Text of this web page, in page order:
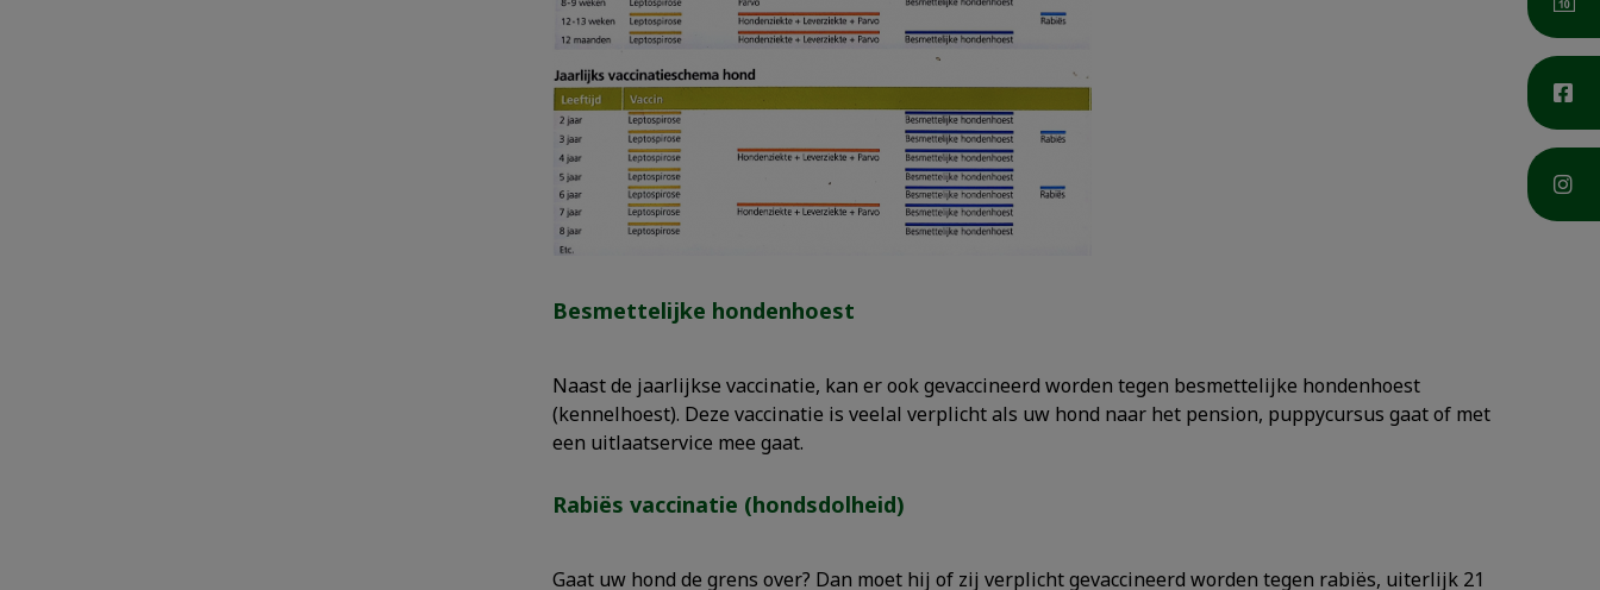
Besmettelijke hondenhoest
Naast de jaarlijkse vaccinatie, kan er ook gevaccineerd worden tegen besmettelijke hondenhoest
(kennelhoest). Deze vaccinatie is veelal verplicht als uw hond naar het pension, puppycursus gaat of met
een uitlaatservice mee gaat.
Rabiës vaccinatie (hondsdolheid)
Gaat uw hond de grens over? Dan moet hij of zij verplicht gevaccineerd worden tegen rabiës, uiterlijk 21